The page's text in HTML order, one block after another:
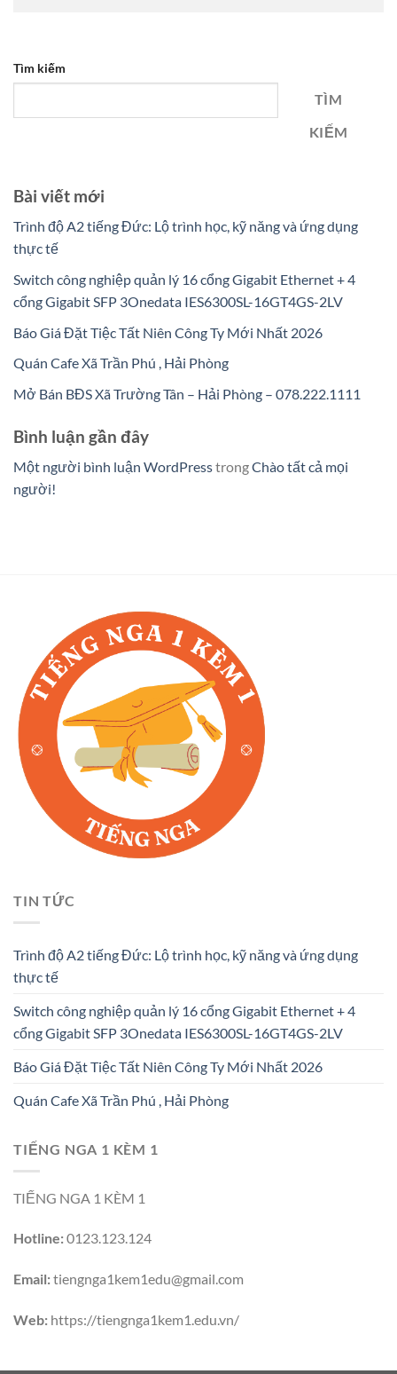
Tìm kiếm
TÌM
KIẾM
Bài viết mới
Trình độ A2 tiếng Đức: Lộ trình học, kỹ năng và ứng dụng
thực tế
Switch công nghiệp quản lý 16 cổng Gigabit Ethernet + 4
cổng Gigabit SFP 3Onedata IES6300SL-16GT4GS-2LV
Báo Giá Đặt Tiệc Tất Niên Công Ty Mới Nhất 2026
Quán Cafe Xã Trần Phú , Hải Phòng
Mở Bán BĐS Xã Trường Tân – Hải Phòng – 078.222.1111
Bình luận gần đây
Một người bình luận WordPresstrongChào tất cả mọi
người!
TIN TỨC
Trình độ A2 tiếng Đức: Lộ trình học, kỹ năng và ứng dụng
thực tế
Switch công nghiệp quản lý 16 cổng Gigabit Ethernet + 4
cổng Gigabit SFP 3Onedata IES6300SL-16GT4GS-2LV
Báo Giá Đặt Tiệc Tất Niên Công Ty Mới Nhất 2026
Quán Cafe Xã Trần Phú , Hải Phòng
TIẾNG NGA 1 KÈM 1
TIẾNG NGA 1 KÈM 1
Hotline:0123.123.124
Email:tiengnga1kem1edu@gmail.com
Web: https://tiengnga1kem1.edu.vn/